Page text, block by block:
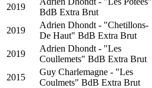
2019
BdB Extra Brut
2019
Adrien Dhondt - "Chetillons-
De Haut" BdB Extra Brut
2019
Adrien Dhondt - "Les
Coullemets" BdB Extra Brut
2015
Guy Charlemagne - "Les
Coulmets" BdB Extra Brut